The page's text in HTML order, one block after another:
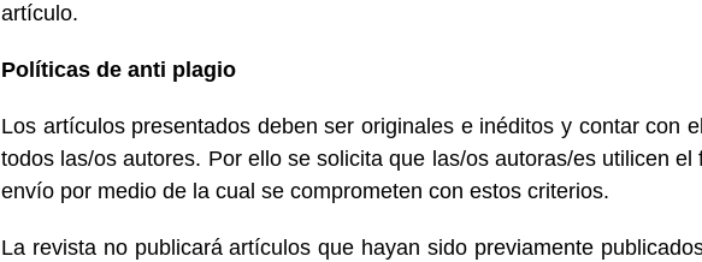
artículo.
Políticas de anti plagio
Los artículos presentados deben ser originales e inéditos y contar con
todos las/os autores. Por ello se solicita que las/os autoras/es utilicen el
envío por medio de la cual se comprometen con estos criterios.
La revista no publicará artículos que hayan sido previamente